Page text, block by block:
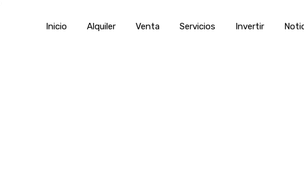
Inicio Alquiler Venta
Inicio Alquiler Venta Servicios Invertir